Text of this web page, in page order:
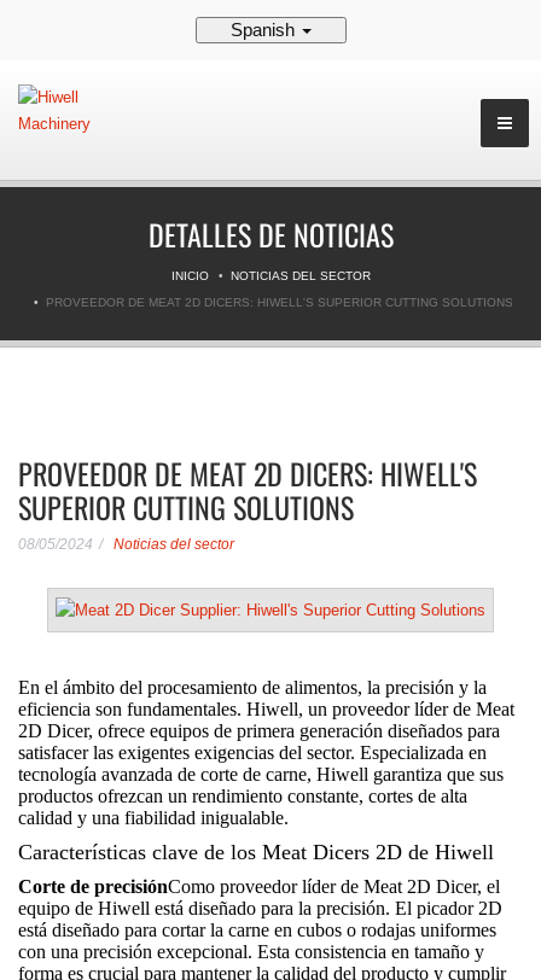
Spanish
DETALLES DE NOTICIAS
INICIO
NOTICIAS DEL SECTOR
PROVEEDOR DE MEAT 2D DICERS: HIWELL'S SUPERIOR CUTTING SOLUTIONS
PROVEEDOR DE MEAT 2D DICERS: HIWELL'S
SUPERIOR CUTTING SOLUTIONS
08/05/2024 Noticias del sector